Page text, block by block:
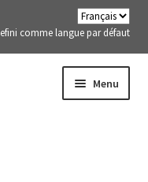
comme langue par défaut
Menu